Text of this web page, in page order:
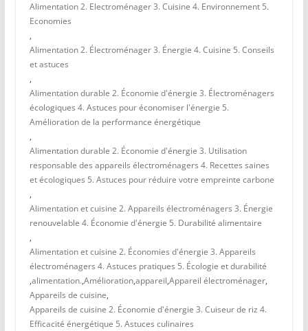
Alimentation 2. Electroménager 3. Cuisine 4. Environnement 5.
Economies
,
Alimentation 2. Électroménager 3. Énergie 4. Cuisine 5. Conseils
et astuces
,
Alimentation durable 2. Économie d'énergie 3. Électroménagers
écologiques 4. Astuces pour économiser l'énergie 5.
Amélioration de la performance énergétique
,
Alimentation durable 2. Économie d'énergie 3. Utilisation
responsable des appareils électroménagers 4. Recettes saines
et écologiques 5. Astuces pour réduire votre empreinte carbone
,
Alimentation et cuisine 2. Appareils électroménagers 3. Énergie
renouvelable 4. Économie d'énergie 5. Durabilité alimentaire
,
Alimentation et cuisine 2. Économies d'énergie 3. Appareils
électroménagers 4. Astuces pratiques 5. Écologie et durabilité
,alimentation.,Amélioration,appareil,Appareil électroménager,
Appareils de cuisine,
Appareils de cuisine 2. Économie d'énergie 3. Cuiseur de riz 4.
Efficacité énergétique 5. Astuces culinaires